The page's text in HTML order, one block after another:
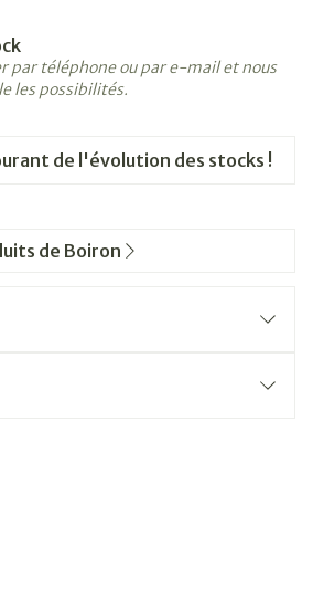
de l'évolution des stocks !
par téléphone ou par e-mail et nous
les possibilités.
de Boiron